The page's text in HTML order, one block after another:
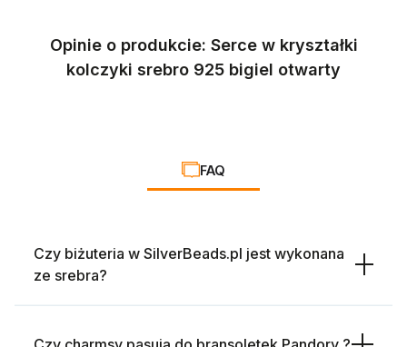
Opinie o produkcie: Serce w kryształki
kolczyki srebro 925 bigiel otwarty
FAQ
Czy biżuteria w SilverBeads.pl jest wykonana
ze srebra?